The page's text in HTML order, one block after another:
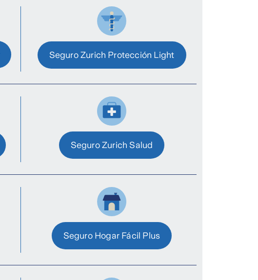
Seguro Zurich Protección Light
Seguro Zurich Salud
Seguro Hogar Fácil Plus